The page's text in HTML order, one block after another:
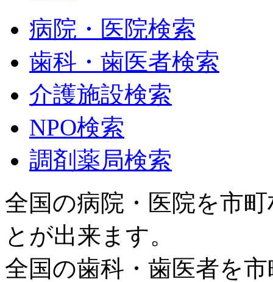
病院・医院検索
歯科・歯医者検索
介護施設検索
NPO検索
調剤薬局検索
全国の病院・医院を市
とが出来ます。
全国の歯科・歯医者を